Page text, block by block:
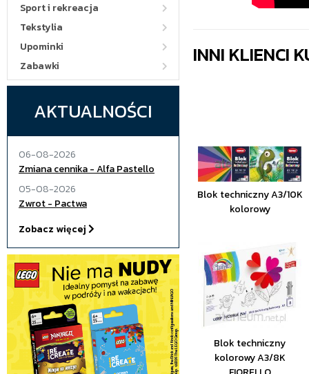
Sport i rekreacja
Tekstylia
Upominki
Zabawki
AKTUALNOŚCI
06-08-2026
Zmiana cennika - Alfa Pastello
05-08-2026
Zwrot - Pactwa
Zobacz więcej
INNI KLIENCI
Blok techniczny A3/10K
kolorowy
Blok techniczny
kolorowy A3/8K